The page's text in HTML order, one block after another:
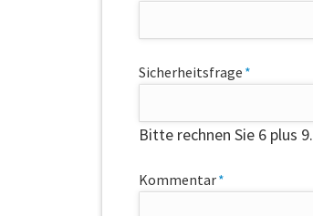
Pflichtfeld
Sicherheitsfrage *
Bitte rechnen Sie 6 plus 9.
Pflichtfeld
Kommentar*